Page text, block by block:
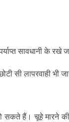
सावधानी के रखे
सी लापरवाही भी
सकते हैं। चूहे मारने